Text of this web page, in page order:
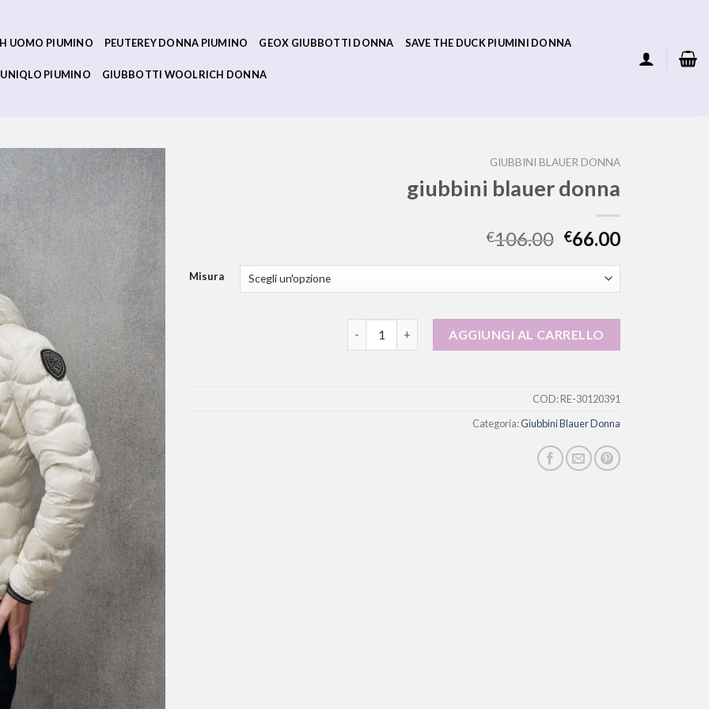
UOMO PIUMINO PEUTEREY DONNA PIUMINO GEOX GIUBBOTTI DONNA SAVE THE DUCK PIUMINI DONNA
UNIQLO PIUMINO GIUBBOTTI WOOLRICH DONNA
GIUBBINI BLAUER DONNA
giubbini blauer donna
€106.00 €66.00
Misura
AGGIUNGI AL CARRELLO
COD:RE-30120391
Categoria:Giubbini Blauer Donna